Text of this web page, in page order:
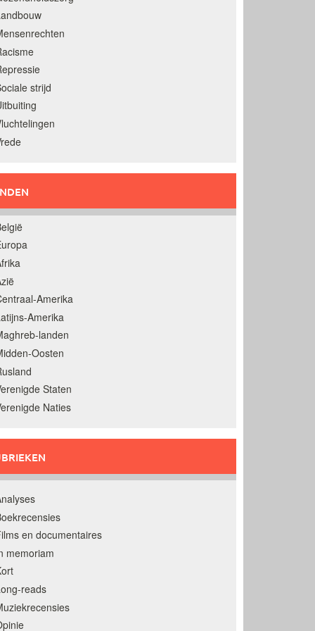
strijd
Amerika
Amerika
landen
Oosten
Staten
Naties
en documentaires
memoriam
reads